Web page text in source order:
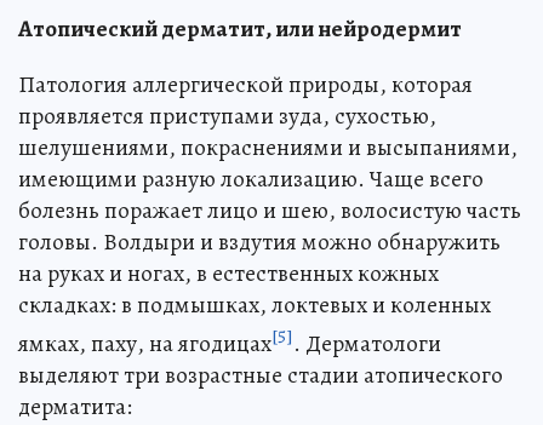
Атопический дерматит, или нейродермит
Патология аллергической природы, которая
проявляется приступами зуда, сухостью,
шелушениями, покраснениями и высыпаниями,
имеющими разную локализацию. Чаще всего
болезнь поражает лицо и шею, волосистую часть
головы. Волдыри и вздутия можно обнаружить
на руках и ногах, в естественных кожных
складках: в подмышках, локтевых и коленных
ямках, паху, на ягодицах[5]. Дерматологи
выделяют три возрастные стадии атопического
дерматита: